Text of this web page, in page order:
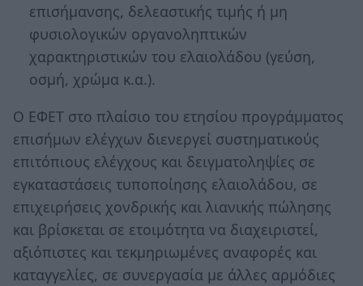
επισήμανσης, δελεαστικής τιμής ή μη
φυσιολογικών οργανοληπτικών
χαρακτηριστικών του ελαιολάδου (γεύση,
οσμή, χρώμα κ.α.).
Ο ΕΦΕΤ στο πλαίσιο του ετησίου προγράμματος
επισήμων ελέγχων διενεργεί συστηματικούς
επιτόπιους ελέγχους και δειγματοληψίες σε
εγκαταστάσεις τυποποίησης ελαιολάδου, σε
επιχειρήσεις χονδρικής και λιανικής πώλησης
και βρίσκεται σε ετοιμότητα να διαχειριστεί,
αξιόπιστες και τεκμηριωμένες αναφορές και
καταγγελίες, σε συνεργασία με άλλες αρμόδιες